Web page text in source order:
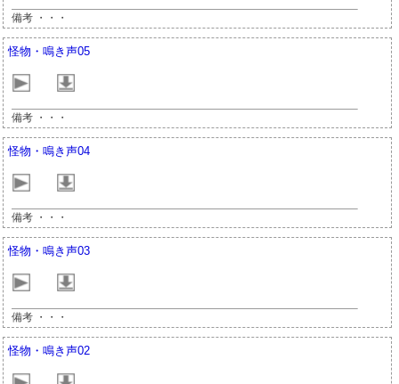
備考 ・・・
怪物・鳴き声05
備考 ・・・
怪物・鳴き声04
備考 ・・・
怪物・鳴き声03
備考 ・・・
怪物・鳴き声02